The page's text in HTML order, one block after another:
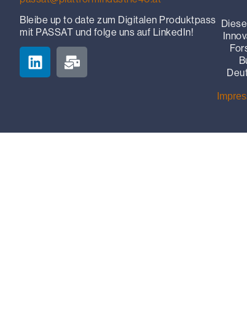
Bleibe up to date zum Digitalen Produktpass
mit PASSAT und folge uns auf LinkedIn!